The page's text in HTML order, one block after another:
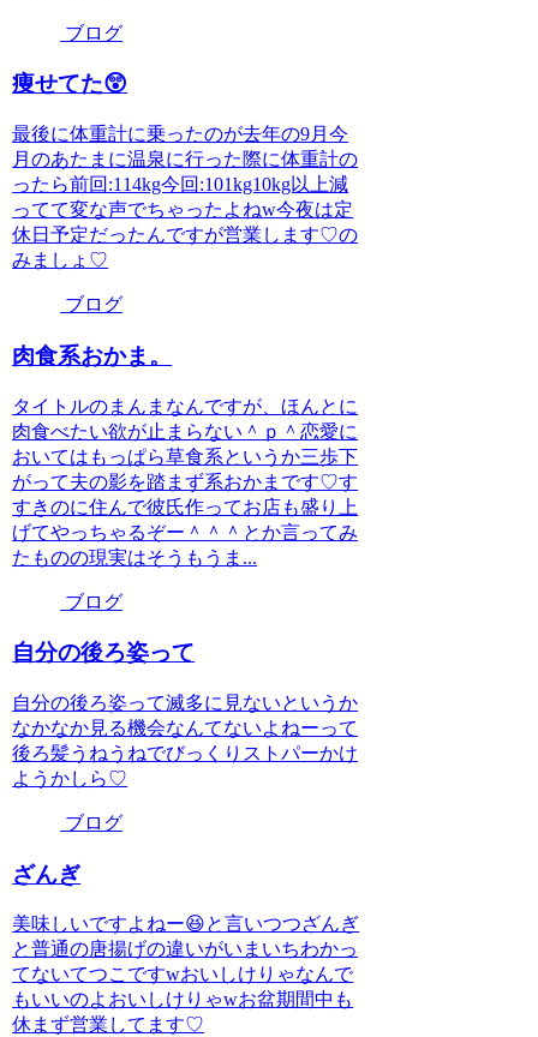
ブログ
痩せてた😲
最後に体重計に乗ったのが去年の9月今
月のあたまに温泉に行った際に体重計の
ったら前回:114kg今回:101kg10kg以上減
ってて変な声でちゃったよねw今夜は定
休日予定だったんですが営業します♡の
みましょ♡
ブログ
肉食系おかま。
タイトルのまんまなんですが、ほんとに
肉食べたい欲が止まらない＾ｐ＾恋愛に
おいてはもっぱら草食系というか三歩下
がって夫の影を踏まず系おかまです♡す
すきのに住んで彼氏作ってお店も盛り上
げてやっちゃるぞー＾＾＾とか言ってみ
たものの現実はそうもうま...
ブログ
自分の後ろ姿って
自分の後ろ姿って滅多に見ないというか
なかなか見る機会なんてないよねーって
後ろ髪うねうねでびっくりストパーかけ
ようかしら♡
ブログ
ざんぎ
美味しいですよねー😆と言いつつざんぎ
と普通の唐揚げの違いがいまいちわかっ
てないてつこですwおいしけりゃなんで
もいいのよおいしけりゃwお盆期間中も
休まず営業してます♡